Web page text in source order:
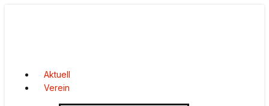
Aktuell
Verein